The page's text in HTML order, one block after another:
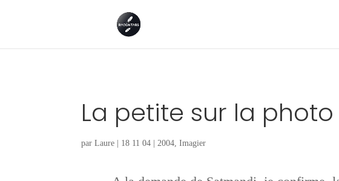
La petite sur la photo
parLaure | 18 11 04 | 2004 ,Imagier